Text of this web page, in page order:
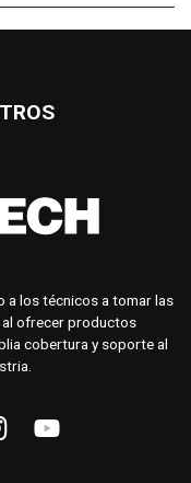
a los técnicos a tomar las
ofrecer productos
cobertura y soporte al